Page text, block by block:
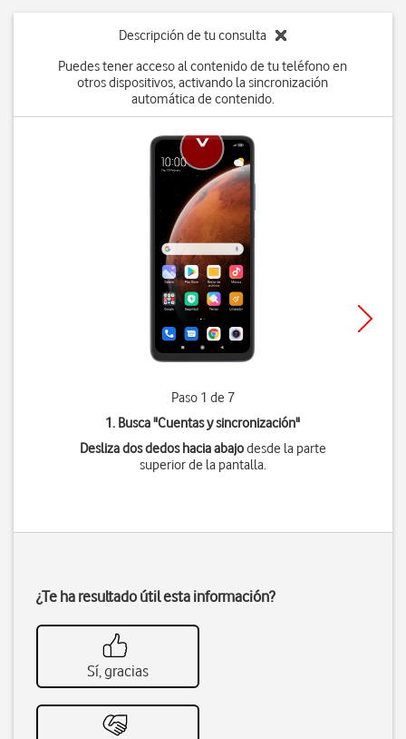
Descripción de tu consulta
Puedes tener acceso al contenido de tu teléfono en
otros dispositivos, activando la sincronización
automática de contenido.
Paso 1 de 7
1. Busca "Cuentas y sincronización"
Desliza dos dedos hacia abajodesde la parte
superior de la pantalla.
¿Te ha resultado útil esta información?
Sí, gracias